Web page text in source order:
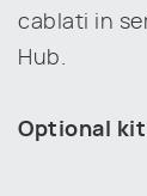
cablati in
Hub.
Optional